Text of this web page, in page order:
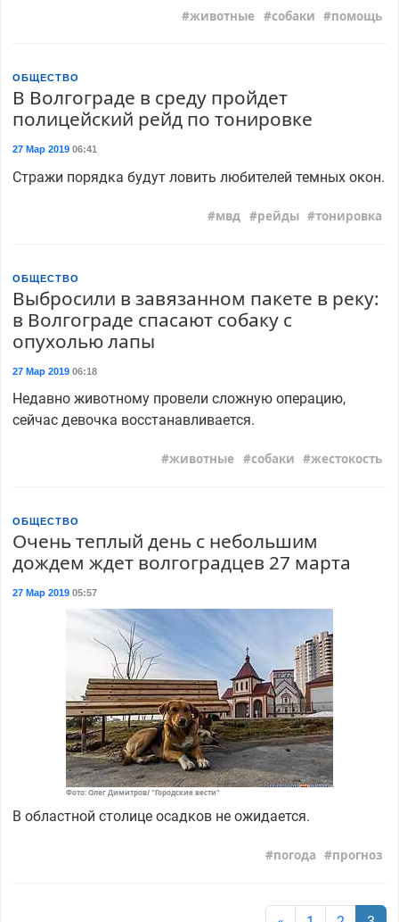
животные собаки помощь
ОБЩЕСТВО
В Волгограде в среду пройдет
полицейский рейд по тонировке
27 Мар 201906:41
Стражи порядка будут ловить любителей темных окон.
мвд рейды тонировка
ОБЩЕСТВО
Выбросили в завязанном пакете в реку:
в Волгограде спасают собаку с
опухолью лапы
27 Мар 201906:18
Недавно животному провели сложную операцию,
сейчас девочка восстанавливается.
животные собаки жестокость
ОБЩЕСТВО
Очень теплый день с небольшим
дождем ждет волгоградцев 27 марта
27 Мар 201905:57
Фото: Олег Димитров/ "Городские вести"
В областной столице осадков не ожидается.
погода прогноз